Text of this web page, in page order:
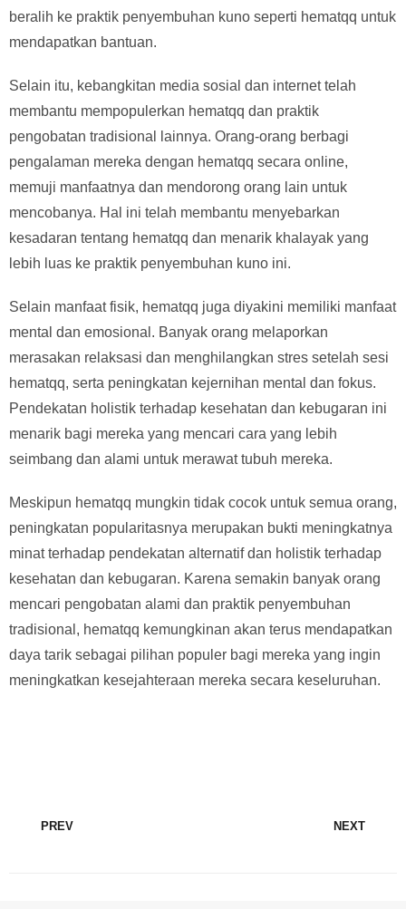
beralih ke praktik penyembuhan kuno seperti hematqq untuk
mendapatkan bantuan.
Selain itu, kebangkitan media sosial dan internet telah
membantu mempopulerkan hematqq dan praktik
pengobatan tradisional lainnya. Orang-orang berbagi
pengalaman mereka dengan hematqq secara online,
memuji manfaatnya dan mendorong orang lain untuk
mencobanya. Hal ini telah membantu menyebarkan
kesadaran tentang hematqq dan menarik khalayak yang
lebih luas ke praktik penyembuhan kuno ini.
Selain manfaat fisik, hematqq juga diyakini memiliki manfaat
mental dan emosional. Banyak orang melaporkan
merasakan relaksasi dan menghilangkan stres setelah sesi
hematqq, serta peningkatan kejernihan mental dan fokus.
Pendekatan holistik terhadap kesehatan dan kebugaran ini
menarik bagi mereka yang mencari cara yang lebih
seimbang dan alami untuk merawat tubuh mereka.
Meskipun hematqq mungkin tidak cocok untuk semua orang,
peningkatan popularitasnya merupakan bukti meningkatnya
minat terhadap pendekatan alternatif dan holistik terhadap
kesehatan dan kebugaran. Karena semakin banyak orang
mencari pengobatan alami dan praktik penyembuhan
tradisional, hematqq kemungkinan akan terus mendapatkan
daya tarik sebagai pilihan populer bagi mereka yang ingin
meningkatkan kesejahteraan mereka secara keseluruhan.
PREV NEXT